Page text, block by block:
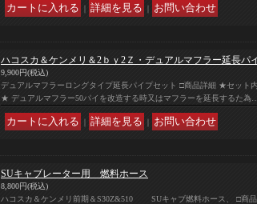
｜ ｜
ハコスカ＆ケンメリ＆2ｂｙ2Ｚ・デュアルマフラー延長パ
9,900円(税込)
デュアルマフラーロングタイプ延長パイプセット □商品詳細 ★セッ
★ デュアルマフラー50パイを改造する時又はマフラーを延長するた為…
｜ ｜
SUキャブレーター用 燃料ホース
8,800円(税込)
ハコスカ＆ケンメリ前期＆S30Z&510 SUキャブ燃料ホース、 □商